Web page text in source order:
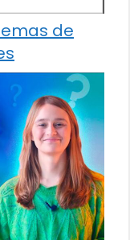
de